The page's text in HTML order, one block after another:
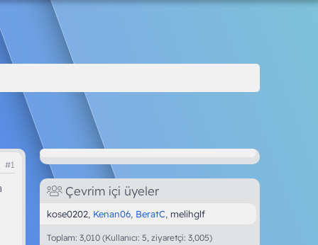
#1
Çevrim içi üyeler
kose0202 Kenan06 BeratC melihglf
Toplam: 3,010 (Kullanıcı: 5, ziyaretçi: 3,005)